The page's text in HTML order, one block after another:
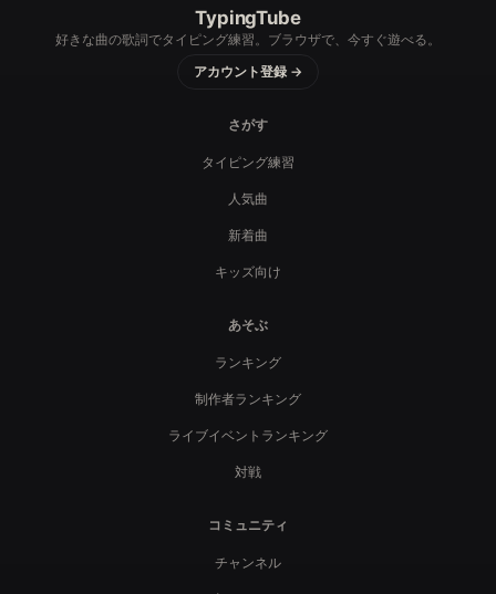
TypingTube
好きな曲の歌詞でタイピング練習。ブラウザで、今すぐ遊べる。
アカウント登録 →
さがす
タイピング練習
人気曲
新着曲
キッズ向け
あそぶ
ランキング
制作者ランキング
ライブイベントランキング
対戦
コミュニティ
チャンネル